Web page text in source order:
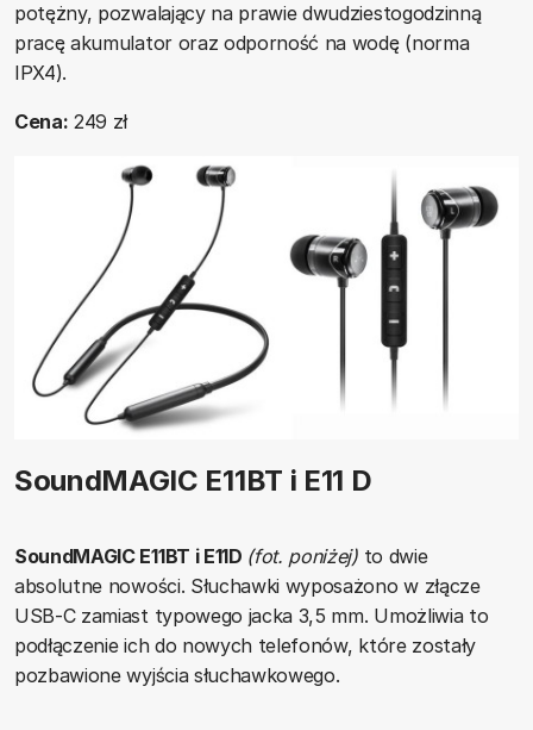
potężny, pozwalający na prawie dwudziestogodzinną
pracę akumulator oraz odporność na wodę (norma
IPX4).
Cena: 249 zł
SoundMAGIC E11BT i E11 D
SoundMAGIC E11BT i E11D (fot. poniżej)to dwie
absolutne nowości. Słuchawki wyposażono w złącze
USB-C zamiast typowego jacka 3,5 mm. Umożliwia to
podłączenie ich do nowych telefonów, które zostały
pozbawione wyjścia słuchawkowego.